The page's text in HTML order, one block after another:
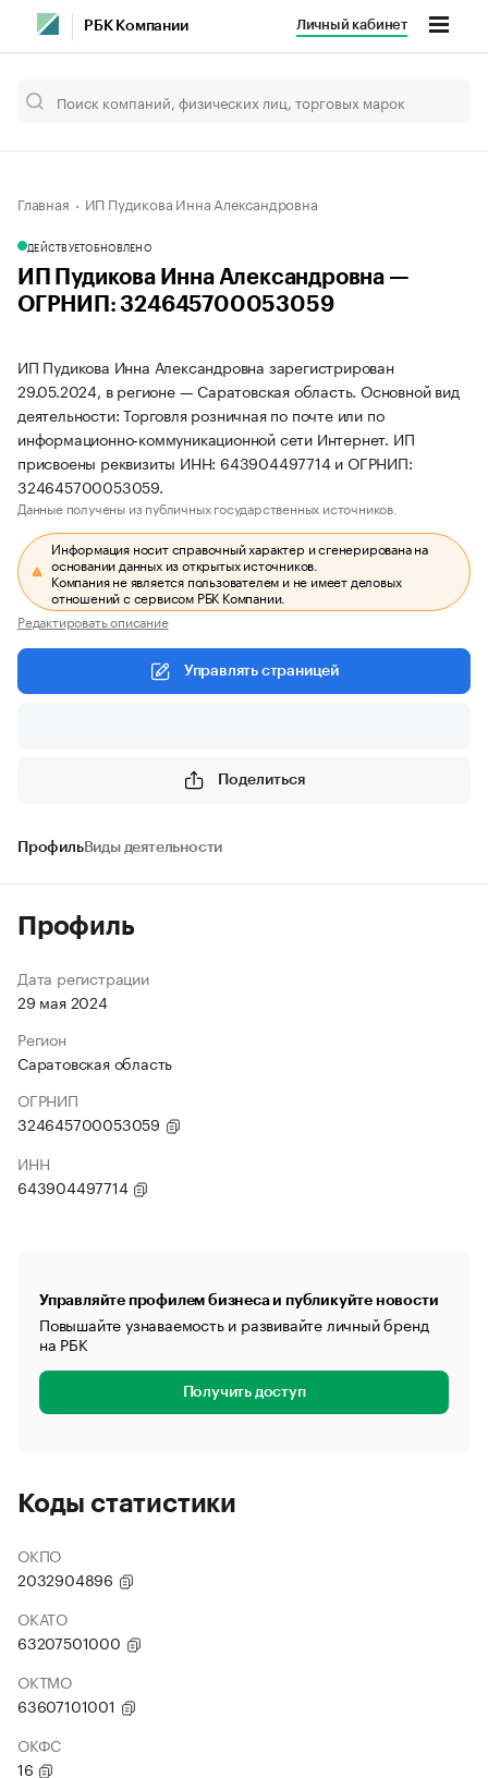
РБК Компании Личный кабинет
Главная ИП Пудикова Инна Александровна
ДЕЙСТВУЕТОБНОВЛЕНО
ИП Пудикова Инна Александровна —
ОГРНИП: 324645700053059
ИП Пудикова Инна Александровна зарегистрирован
29.05.2024, в регионе — Саратовская область. Основной вид
деятельности: Торговля розничная по почте или по
информационно-коммуникационной сети Интернет. ИП
присвоены реквизиты ИНН: 643904497714 и ОГРНИП:
324645700053059.
Данные получены из публичных государственных источников.
Информация носит справочный характер и сгенерирована на
основании данных из открытых источников.
Компания не является пользователем и не имеет деловых
отношений с сервисом РБК Компании.
Редактировать описание
Управлять страницей
Поделиться
ПрофильВиды деятельности
Профиль
Дата регистрации
29 мая 2024
Регион
Саратовская область
ОГРНИП
324645700053059
ИНН
643904497714
Управляйте профилем бизнеса и публикуйте новости
Повышайте узнаваемость и развивайте личный бренд
на РБК
Получить доступ
Коды статистики
ОКПО
2032904896
ОКАТО
63207501000
ОКТМО
63607101001
ОКФС
16